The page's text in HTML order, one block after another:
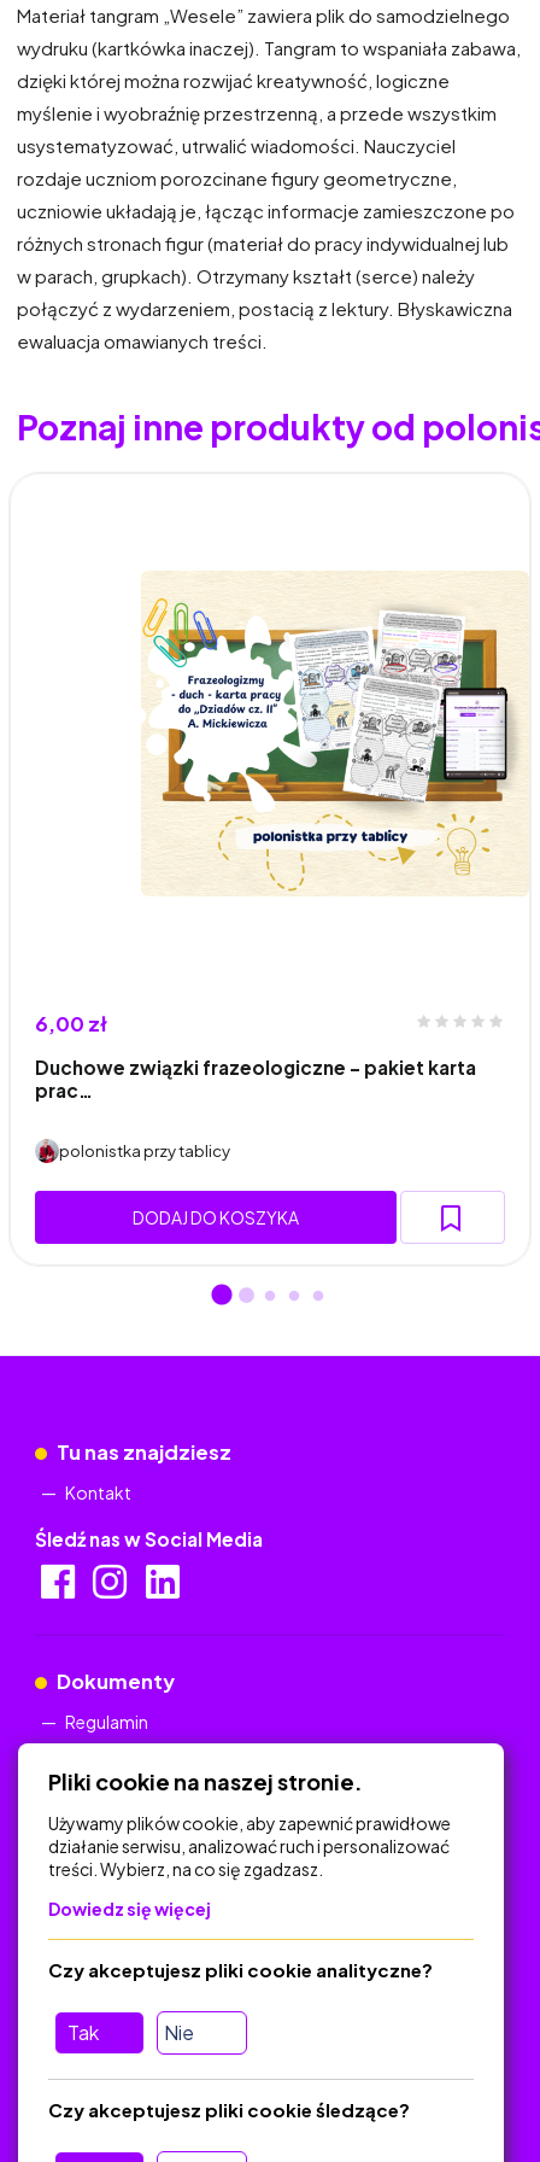
Materiał tangram „Wesele” zawiera plik do samodzielnego
wydruku (kartkówka inaczej). Tangram to wspaniała zabawa,
dzięki której można rozwijać kreatywność, logiczne
myślenie i wyobraźnię przestrzenną, a przede wszystkim
usystematyzować, utrwalić wiadomości. Nauczyciel
rozdaje uczniom porozcinane figury geometryczne,
uczniowie układają je, łącząc informacje zamieszczone po
różnych stronach figur (materiał do pracy indywidualnej lub
w parach, grupkach). Otrzymany kształt (serce) należy
połączyć z wydarzeniem, postacią z lektury. Błyskawiczna
ewaluacja omawianych treści.
Poznaj inne produkty od
6,00 zł
Duchowe związki frazeologiczne – pakiet karta
prac…
polonistka przy tablicy
DODAJ DO KOSZYKA
Tu nas znajdziesz
Kontakt
Śledź nas w Social Media
Dokumenty
Regulamin
Na skróty
Polityka Prywatności
Regulamin
O platformie
Baza materiałów dydaktycznych
Jak zostać autorem
FAQ
Pliki cookie na naszej stronie.
Używamy plików cookie, aby zapewnić prawidłowe
działanie serwisu, analizować ruch i personalizować
treści. Wybierz, na co się zgadzasz.
Dowiedz się więcej
Tak Nie
Czy akceptujesz pliki cookie analityczne?
Czy akceptujesz pliki cookie śledzące?